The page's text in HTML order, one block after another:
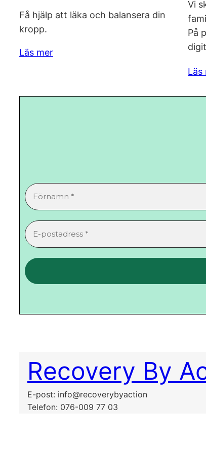
Få hjälp att läka och balansera din
kropp.
Läs mer
Vi
På
Läs
Recovery By
E-post: info@recoverybyaction
Telefon: 076-009 77 03